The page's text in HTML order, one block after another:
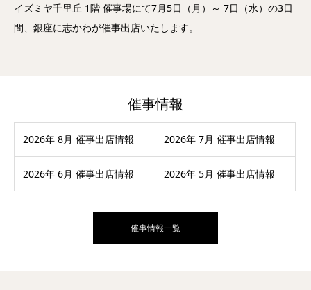
イズミヤ千里丘 1階 催事場にて7月5日（月）～ 7日（水）の3日
間、銀座に志かわが催事出店いたします。
催事情報
2026年 8月 催事出店情報 2026年 7月 催事出店情報
2026年 6月 催事出店情報 2026年 5月 催事出店情報
催事情報一覧